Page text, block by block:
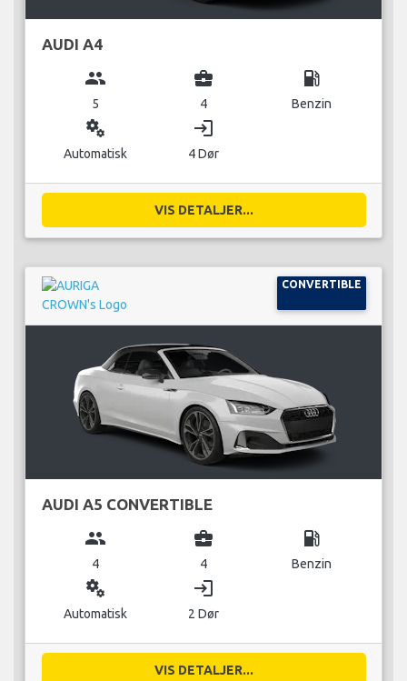
AUDI A4
group
5
business_center
4
local_gas_station
Benzin
miscellaneous_services
Automatisk
login
4 Dør
VIS DETALJER...
CONVERTIBLE
AUDI A5 CONVERTIBLE
group
4
business_center
4
local_gas_station
Benzin
miscellaneous_services
Automatisk
login
2 Dør
VIS DETALJER...